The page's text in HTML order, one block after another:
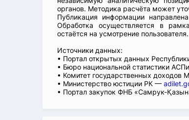
органов. Методика расчёта может
Публикация информации
Обработка осуществляется в
остаётся на усмотрение пользователя.
Источники данных:
• Портал открытых данных
• Бюро национальной статистики
• Комитет государственных доходов
• Министерство юстиции РК —
• Портал закупок ФНБ «Самрук-